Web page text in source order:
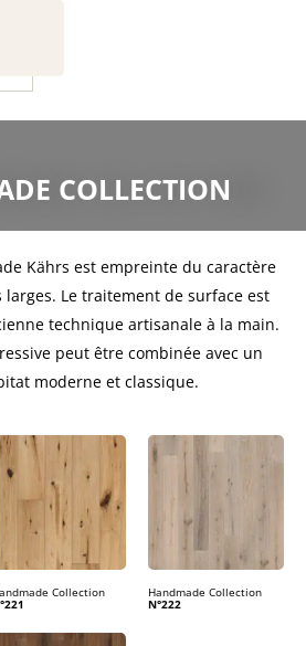
COLLECTION
Kährs est empreinte du caractère
larges. Le traitement de surface est
technique artisanale à la main.
peut être combinée avec un
moderne et classique.
Collection Handmade Collection
N°222